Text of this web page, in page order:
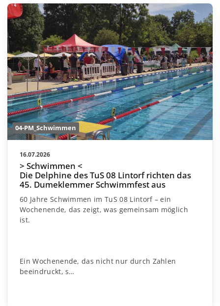
04-PM_Schwimmen
16.07.2026
> Schwimmen <
Die Delphine des TuS 08 Lintorf richten das
45. Dumeklemmer Schwimmfest aus
60 Jahre Schwimmen im TuS 08 Lintorf – ein
Wochenende, das zeigt, was gemeinsam möglich
ist.
Ein Wochenende, das nicht nur durch Zahlen
beeindruckt, s…